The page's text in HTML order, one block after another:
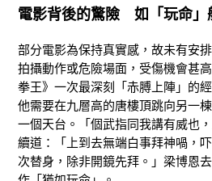
電影背後的驚險 如「玩命」
部分電影為保持真實感，故未有安
拍攝動作或危險場面，受傷機會甚
拳王》一次最深刻「赤膊上陣」的
他需要在九層高的唐樓頂跳向另一
一個天台。「個武指同我講有威也
續道：「上到去無端白事拜神喎，
次替身，除非開鏡先拜。」梁博恩